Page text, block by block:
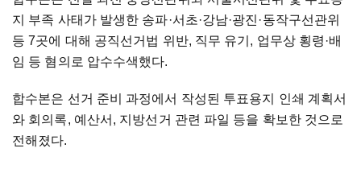
지 부족 사태가 발생한 송파·서초·강남·광진·동작구선관위
등 7곳에 대해 공직선거법 위반, 직무 유기, 업무상 횡령·배
임 등 혐의로 압수수색했다.
합수본은 선거 준비 과정에서 작성된 투표용지 인쇄 계획서
와 회의록, 예산서, 지방선거 관련 파일 등을 확보한 것으로
전해졌다.